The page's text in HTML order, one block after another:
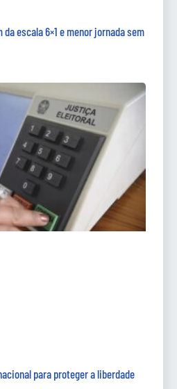
escala 6×1 e menor jornada sem
para proteger a liberdade